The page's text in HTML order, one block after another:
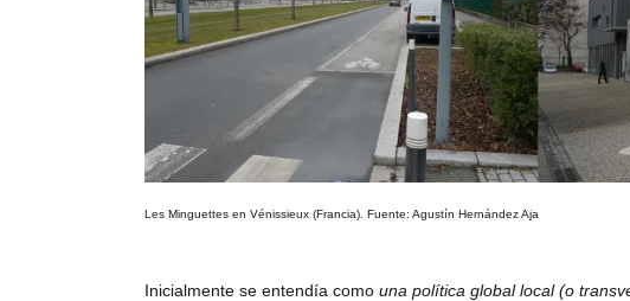
Les Minguettes en Vénissieux (Francia). Fuente: Agustín Hernández Aja
Inicialmente se entendía como una política global local (o